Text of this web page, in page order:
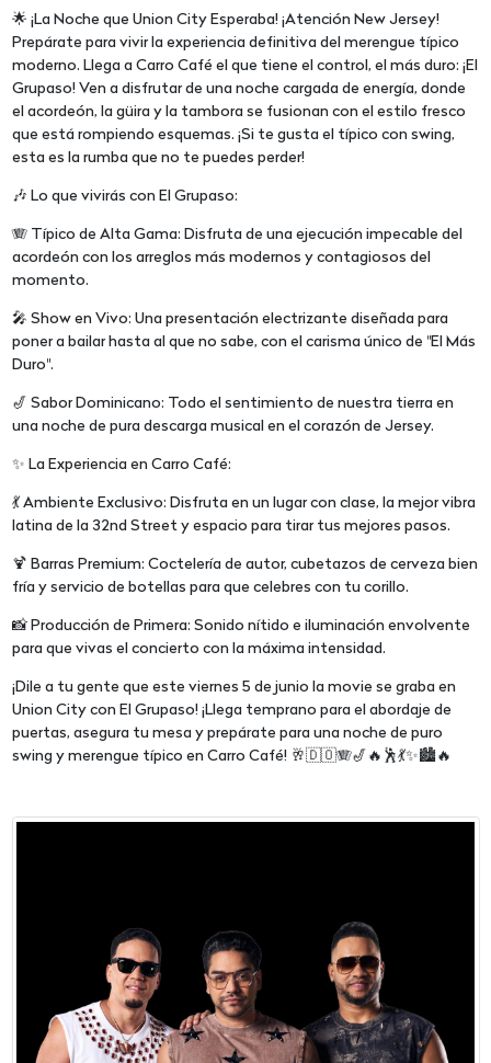
🌟 ¡La Noche que Union City Esperaba! ¡Atención New Jersey!
Prepárate para vivir la experiencia definitiva del merengue típico
moderno. Llega a Carro Café el que tiene el control, el más duro: ¡El
Grupaso! Ven a disfrutar de una noche cargada de energía, donde
el acordeón, la güira y la tambora se fusionan con el estilo fresco
que está rompiendo esquemas. ¡Si te gusta el típico con swing,
esta es la rumba que no te puedes perder!
🎶 Lo que vivirás con El Grupaso:
🪗 Típico de Alta Gama: Disfruta de una ejecución impecable del
acordeón con los arreglos más modernos y contagiosos del
momento.
🎤 Show en Vivo: Una presentación electrizante diseñada para
poner a bailar hasta al que no sabe, con el carisma único de "El Más
Duro".
🎷 Sabor Dominicano: Todo el sentimiento de nuestra tierra en
una noche de pura descarga musical en el corazón de Jersey.
✨ La Experiencia en Carro Café:
💃 Ambiente Exclusivo: Disfruta en un lugar con clase, la mejor vibra
latina de la 32nd Street y espacio para tirar tus mejores pasos.
🍹 Barras Premium: Coctelería de autor, cubetazos de cerveza bien
fría y servicio de botellas para que celebres con tu corillo.
📸 Producción de Primera: Sonido nítido e iluminación envolvente
para que vivas el concierto con la máxima intensidad.
¡Dile a tu gente que este viernes 5 de junio la movie se graba en
Union City con El Grupaso! ¡Llega temprano para el abordaje de
puertas, asegura tu mesa y prepárate para una noche de puro
swing y merengue típico en Carro Café! 🥂🇩🇴🪗🎷🔥🕺💃✨🏙️🔥